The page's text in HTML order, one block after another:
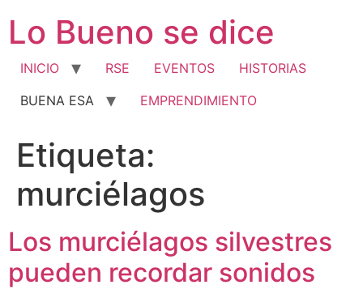
contenido
Lo Bueno se dice
INICIO RSE EVENTOS
HISTORIAS
BUENA ESA
EMPRENDIMIENTO
Etiqueta:
murciélagos
Los murciélagos silvestres
pueden recordar sonidos